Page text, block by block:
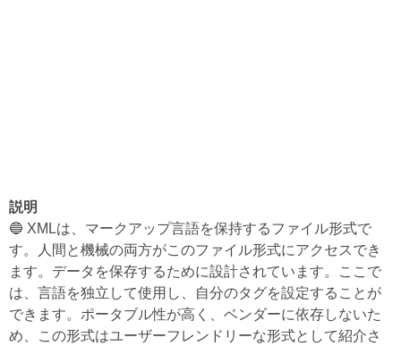
説明
🔵 XMLは、マークアップ言語を保持するファイル形式で
す。人間と機械の両方がこのファイル形式にアクセスでき
ます。データを保存するために設計されています。ここで
は、言語を独立して使用し、自分のタグを設定することが
できます。ポータブル性が高く、ベンダーに依存しないた
め、この形式はユーザーフレンドリーな形式として紹介さ